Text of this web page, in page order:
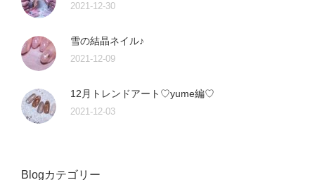
2021-12-30
雪の結晶ネイル♪
2021-12-09
12月トレンドアート♡yume編♡
2021-12-03
Blogカテゴリー